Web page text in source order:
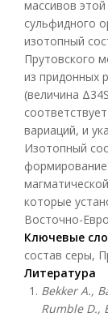
массивов
сульфидного
изотопный
Прутовского
из придонных
(величина
вариаций, и
Изотопный
которые
Восточно-
Ключевые
состав серы,
Литература
Bekker A.,
Rumble D.,